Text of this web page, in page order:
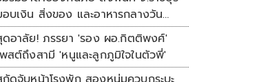
อบเงิน สิ่งของ และอาหารกลางวัน
โรงเรียนบ้านหนองน้ำใส
อาลัย! ภรรยา 'รอง ผอ.กิตติพงศ์'
สต์ถึงสามี 'หนูและลูกภูมิใจในตัวพี่'